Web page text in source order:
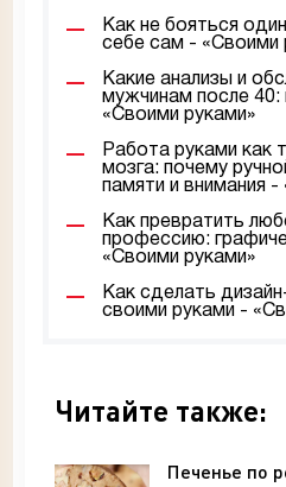
Как не бояться
себе сам - «Своими
Какие анализы и
мужчинам после 40:
«Своими руками»
Работа руками как
мозга: почему
памяти и внимания
Как превратить
профессию:
«Своими руками»
Как сделать
своими руками -
Читайте также:
Печенье по